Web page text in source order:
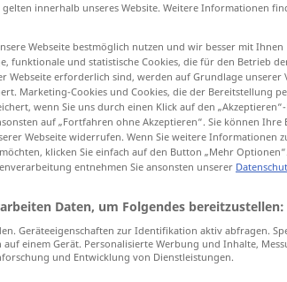
Nieder…
inferior local
inferiorhierarquia
inferior
innerhalb unseres Website. Weitere Informationen
Webseite bestmöglich nutzen und wir besser mit Ihnen
funktionale und statistische Cookies, die für den Betrieb
Webseite erforderlich sind, werden auf Grundlage unserer
Marketing-Cookies und Cookies, die der Bereitstellung
wenn Sie uns durch einen Klick auf den
auf „Fortfahren ohne Akzeptieren“. Sie können Ihre
Webseite widerrufen. Wenn Sie weitere Informationen
klicken Sie einfach auf den Button „Mehr Optionen“.
entnehmen Sie ansonsten unserer
Daten, um Folgendes bereitzustellen:
Geräteeigenschaften zur Identifikation aktiv abfragen.
einem Gerät. Personalisierte Werbung und Inhalte,
und Entwicklung von Dienstleistungen.